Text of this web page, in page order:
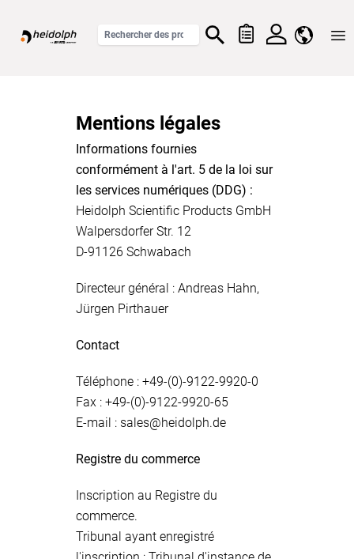
Mentions légales
Informations fournies
conformément à l'art. 5 de la loi sur
les services numériques (DDG) :
Heidolph Scientific Products GmbH
Walpersdorfer Str. 12
D-91126 Schwabach
Directeur général : Andreas Hahn,
Jürgen Pirthauer
Contact
Téléphone : +49-(0)-9122-9920-0
Fax : +49-(0)-9122-9920-65
E-mail : sales@heidolph.de
Registre du commerce
Inscription au Registre du
commerce.
Tribunal ayant enregistré